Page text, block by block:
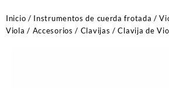
Inicio / Instrumentos de cuerda frotada /
Viola / Accesorios / Clavijas / Clavija de